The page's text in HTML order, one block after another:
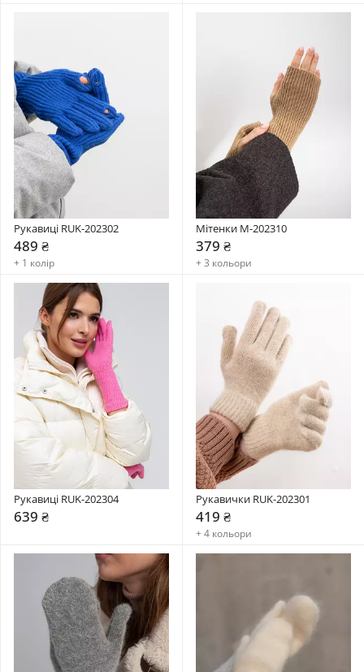
Рукавиці RUK-202302
489 ₴
+ 1 колір
Мітенки M-202310
379 ₴
+ 3 кольори
Рукавиці RUK-202304
639 ₴
Рукавички RUK-202301
419 ₴
+ 4 кольори